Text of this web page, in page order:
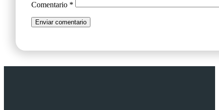
Comentario *